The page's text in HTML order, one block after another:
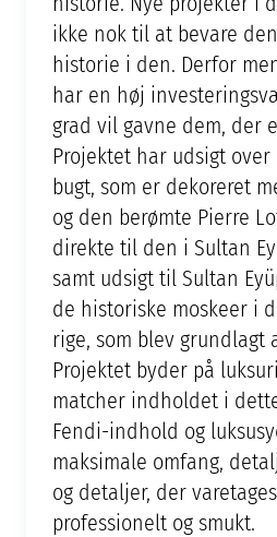
ikke nok til at bevare
historie i den. Derfor
har en høj
grad vil gavne dem, der
Projektet har udsigt
bugt, som er dekoreret
og den berømte Pierre
direkte til den i Sultan
samt udsigt til Sultan
de historiske moskeer i
rige, som blev grundlagt
Projektet byder på
matcher indholdet i
Fendi-indhold og
maksimale omfang,
og detaljer, der
professionelt og smukt.